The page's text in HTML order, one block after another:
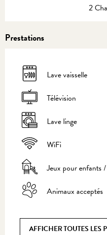
2
Prestations
Lave vaisselle
Télévision
Lave linge
WiFi
Jeux pour enfants
Animaux acceptés
AFFICHER TOUTES LES